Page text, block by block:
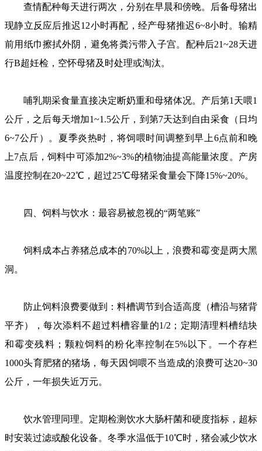
查情配种每天进行两次，分别在早晨和傍晚。后备母猪出
现静立反应后推迟12小时再配，经产母猪推迟6~8小时。输精
前用纸巾擦拭外阴，避免将粪污带入子宫。配种后21~28天进
行B超妊检，空怀母猪及时处理或淘汰。
哺乳期采食量直接决定断奶重和母猪体况。产后第1天喂1
公斤，之后每天增加1~1.5公斤，到第7天达到自由采食（日均
6~7公斤）。夏季炎热时，将饲喂时间调整到早上6点前和晚
上7点后，饲料中可添加2%~3%的植物油提高能量浓度。产房
温度控制在20~22℃，超过25℃母猪采食量会下降15%~20%。
四、饲料与饮水：最容易被忽视的“两笔账”
饲料成本占养猪总成本的70%以上，浪费和霉变是两大黑
洞。
防止饲料浪费要做到：料槽调节到合适高度（槽沿与猪背
平齐），每次添料不超过料槽容量的1/2；定期清理料槽结块
和霉变残料；颗粒饲料的粉化率控制在5%以下。一个存栏
1000头育肥猪的猪场，每天因饲喂不当造成的浪费可达20~30
公斤，一年损失近万元。
饮水管理同理。定期检测饮水大肠杆菌和硬度指标，超标
时安装过滤或酸化设备。冬季水温低于10℃时，猪会减少饮水